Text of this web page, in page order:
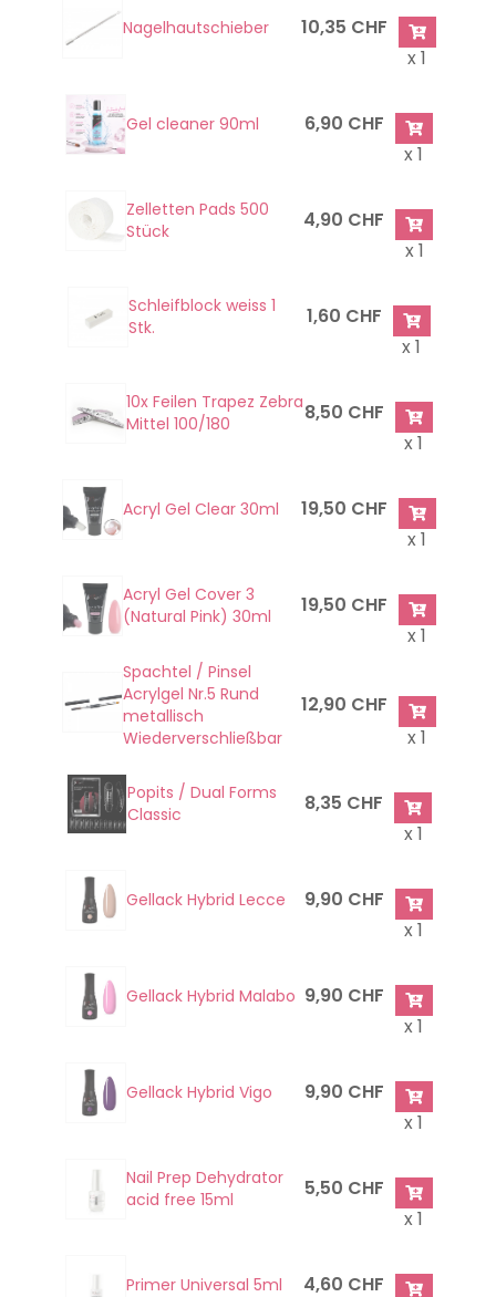
Nagelhautschieber
10,35 CHF
x 1
Gel cleaner 90ml
6,90 CHF
x 1
Zelletten Pads 500
Stück
4,90 CHF
x 1
Schleifblock weiss 1
Stk.
1,60 CHF
x 1
10x Feilen Trapez Zebra
Mittel 100/180
8,50 CHF
x 1
Acryl Gel Clear 30ml
19,50 CHF
x 1
Acryl Gel Cover 3
(Natural Pink) 30ml
19,50 CHF
x 1
Spachtel / Pinsel
Acrylgel Nr.5 Rund
metallisch
Wiederverschließbar
12,90 CHF
x 1
Popits / Dual Forms
Classic
8,35 CHF
x 1
Gellack Hybrid Lecce
9,90 CHF
x 1
Gellack Hybrid Malabo 9,90 CHF
x 1
Gellack Hybrid Vigo
9,90 CHF
x 1
Nail Prep Dehydrator
acid free 15ml
5,50 CHF
x 1
Primer Universal 5ml
4,60 CHF